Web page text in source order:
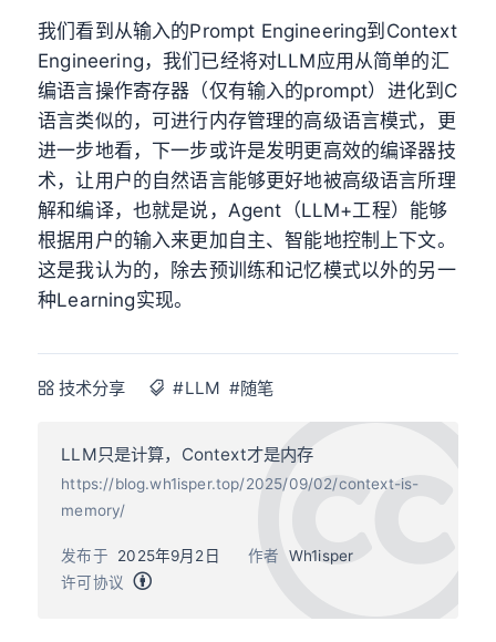
我们看到从输入的Prompt Engineering到Context
Engineering，我们已经将对LLM应用从简单的汇
编语言操作寄存器（仅有输入的prompt）进化到C
语言类似的，可进行内存管理的高级语言模式，更
进一步地看，下一步或许是发明更高效的编译器技
术，让用户的自然语言能够更好地被高级语言所理
解和编译，也就是说，Agent（LLM+工程）能够
根据用户的输入来更加自主、智能地控制上下文。
这是我认为的，除去预训练和记忆模式以外的另一
种Learning实现。
技术分享 #LLM #随笔
LLM只是计算，Context才是内存
https://blog.wh1isper.top/2025/09/02/context-is-
memory/
作者 Wh1isper
发布于
2025年9月2日
许可协议